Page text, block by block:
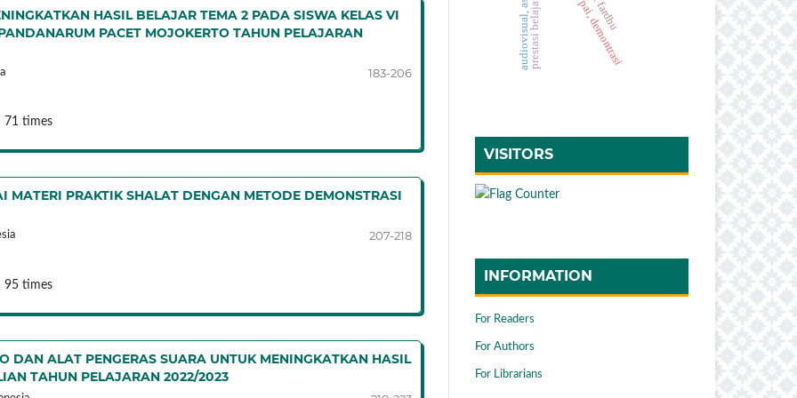
HASIL BELAJAR TEMA 2 PADA SISWA KELAS VI
PACET MOJOKERTO TAHUN PELAJARAN
183-206
times
MATERI PRAKTIK SHALAT DENGAN METODE DEMONSTRASI
207-218
times
DAN ALAT PENGERAS SUARA UNTUK MENINGKATKAN HASIL
TAHUN PELAJARAN 2022/2023
VISITORS
INFORMATION
For Readers
For Authors
For Librarians